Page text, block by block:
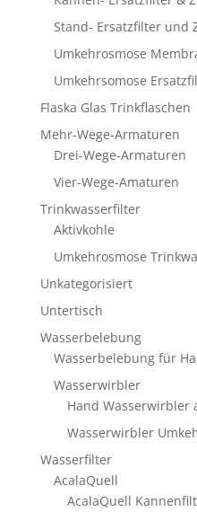
Stand- Ersatzfilter und
Umkehrosmose
Umkehrsomose
Flaska Glas Trinkflaschen
Mehr-Wege-Armaturen
Drei-Wege-Armaturen
Vier-Wege-Amaturen
Trinkwasserfilter
Aktivkohle
Umkehrosmose
Unkategorisiert
Untertisch
Wasserbelebung
Wasserbelebung für
Wasserwirbler
Hand Wasserwirbler
Wasserwirbler
Wasserfilter
AcalaQuell
AcalaQuell